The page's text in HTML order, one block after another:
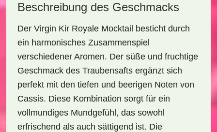
Beschreibung des Geschmacks
Der Virgin Kir Royale Mocktail besticht durch
ein harmonisches Zusammenspiel
verschiedener Aromen. Der süße und fruchtige
Geschmack des Traubensafts ergänzt sich
perfekt mit den tiefen und beerigen Noten von
Cassis. Diese Kombination sorgt für ein
vollmundiges Mundgefühl, das sowohl
erfrischend als auch sättigend ist. Die